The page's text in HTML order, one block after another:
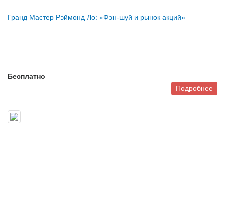
Гранд Мастер Рэймонд Ло: «Фэн-шуй и рынок акций»
Бесплатно
Подробнее